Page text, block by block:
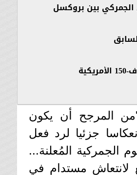
الجمركي بين بروكسل
"من المرجح أن يكون
جزئيا لرد فعل
الجمركية المُعلنة...
لانتعاش مستدام في